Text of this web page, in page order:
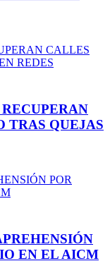
TRAS QUEJAS
EN EL AICM